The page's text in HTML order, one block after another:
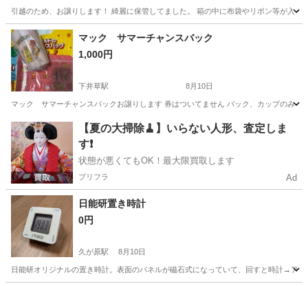
引越のため、お譲りします！ 綺麗に保管してました。 箱の中に布袋やリボン等が入
東京 渋谷区 西新宿五丁目駅 ラッピング用品
マック サマーチャンスバック
1,000円
下井草駅 8月10日
マック サマーチャンスバックお譲りします 券はついてません バック、カップのみ
東京 杉並区 下井草駅 ノベルティグッズ
【夏の大掃除🧹】いらない人形、査定しま
す❗️
状態が悪くてもOK！最大限買取します
プリフラ Ad
日能研置き時計
0円
久が原駅 8月10日
日能研オリジナルの置き時計。表面のパネルが磁石式になっていて、回すと時計→ア